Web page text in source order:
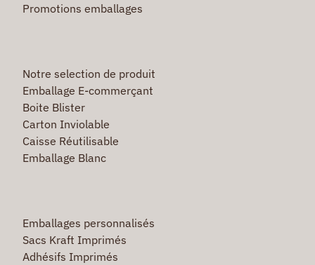
Promotions emballages
Notre selection de produit
Emballage E-commerçant
Boite Blister
Carton Inviolable
Caisse Réutilisable
Emballage Blanc
Emballages personnalisés
Sacs Kraft Imprimés
Adhésifs Imprimés